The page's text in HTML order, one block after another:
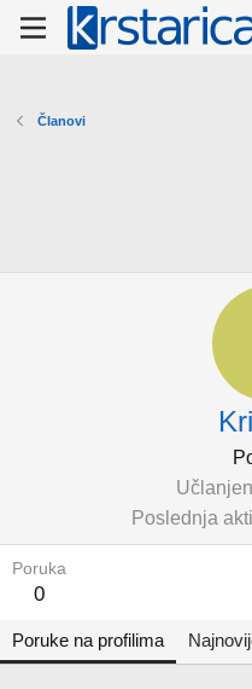
Članovi
Učlanjen
Poslednja
Poruka
0
Poruke na profilima